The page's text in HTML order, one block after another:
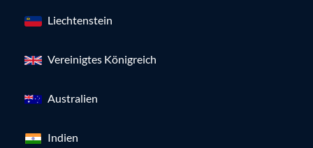
Liechtenstein
Vereinigtes Königreich
Australien
Indien